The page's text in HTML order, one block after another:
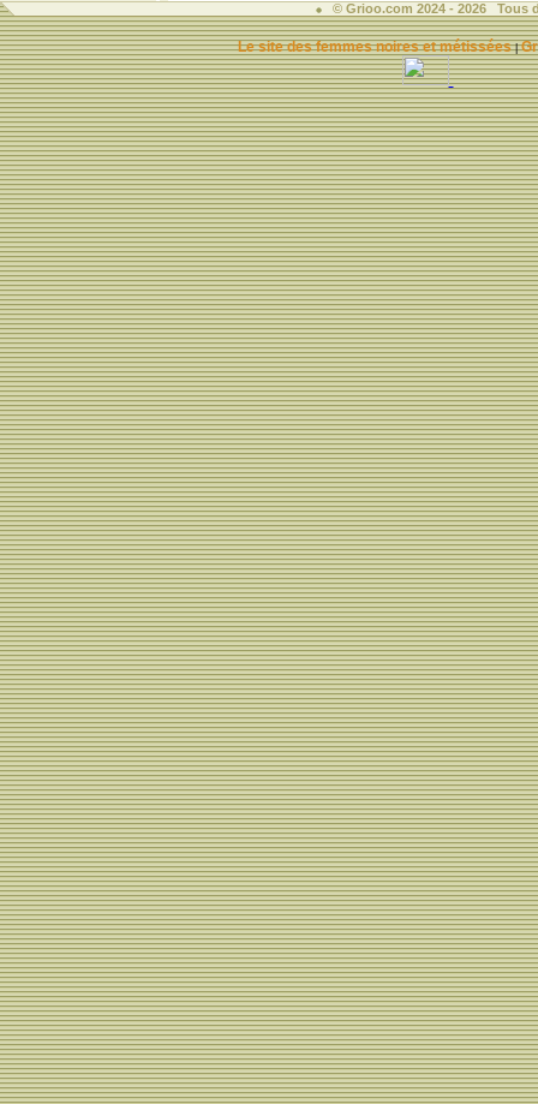
© Grioo.com 2024 - 2026 Tous
Le site des femmes noires et métissées|